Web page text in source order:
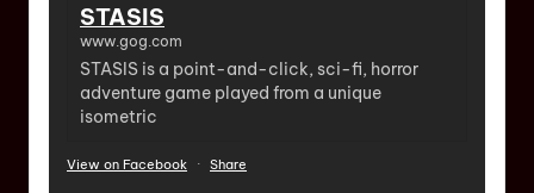
STASIS
www.gog.com
STASIS is a point-and-click, sci-fi, horror
adventure game played from a unique
isometric
View on Facebook · Share